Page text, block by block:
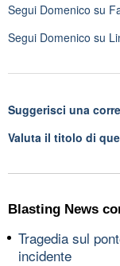
Segui Domenico su
Segui Domenico su
Suggerisci una
Valuta il titolo di
Blasting News
Tragedia sul
incidente